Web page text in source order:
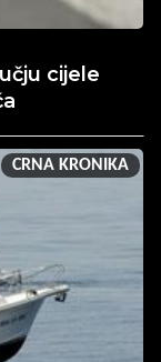
cijele
CRNA KRONIKA